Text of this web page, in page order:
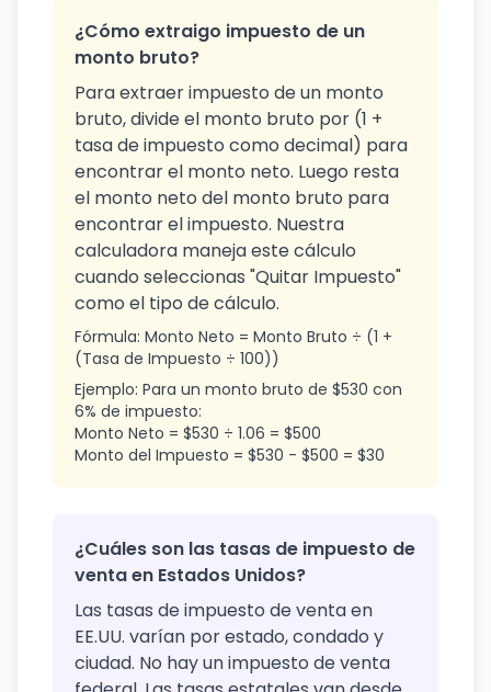
¿Cómo extraigo impuesto de un
monto bruto?
Para extraer impuesto de un monto
bruto, divide el monto bruto por (1 +
tasa de impuesto como decimal) para
encontrar el monto neto. Luego resta
el monto neto del monto bruto para
encontrar el impuesto. Nuestra
calculadora maneja este cálculo
cuando seleccionas "Quitar Impuesto"
como el tipo de cálculo.
Fórmula: Monto Neto = Monto Bruto ÷ (1 +
(Tasa de Impuesto ÷ 100))
Ejemplo: Para un monto bruto de $530 con
6% de impuesto:
Monto Neto = $530 ÷ 1.06 = $500
Monto del Impuesto = $530 - $500 = $30
¿Cuáles son las tasas de impuesto de
venta en Estados Unidos?
Las tasas de impuesto de venta en
EE.UU. varían por estado, condado y
ciudad. No hay un impuesto de venta